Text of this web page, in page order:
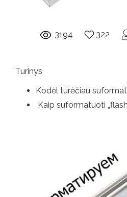
3194 322
Turinys
Kodėl turėčiau
Kaip suformatuoti